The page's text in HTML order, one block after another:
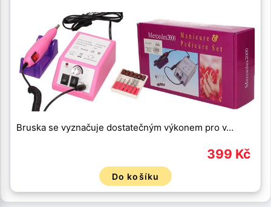
Bruska se vyznačuje dostatečným výkonem pro v…
399 Kč
Do košíku